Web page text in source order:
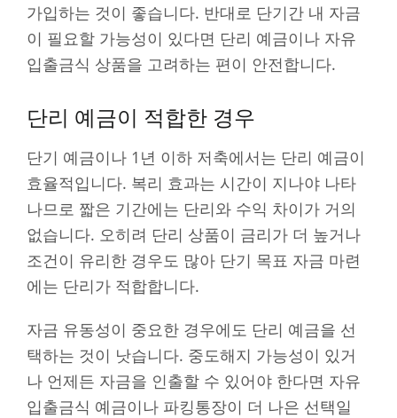
가입하는 것이 좋습니다. 반대로 단기간 내 자금
이 필요할 가능성이 있다면 단리 예금이나 자유
입출금식 상품을 고려하는 편이 안전합니다.
단리 예금이 적합한 경우
단기 예금이나 1년 이하 저축에서는 단리 예금이
효율적입니다. 복리 효과는 시간이 지나야 나타
나므로 짧은 기간에는 단리와 수익 차이가 거의
없습니다. 오히려 단리 상품이 금리가 더 높거나
조건이 유리한 경우도 많아 단기 목표 자금 마련
에는 단리가 적합합니다.
자금 유동성이 중요한 경우에도 단리 예금을 선
택하는 것이 낫습니다. 중도해지 가능성이 있거
나 언제든 자금을 인출할 수 있어야 한다면 자유
입출금식 예금이나 파킹통장이 더 나은 선택일